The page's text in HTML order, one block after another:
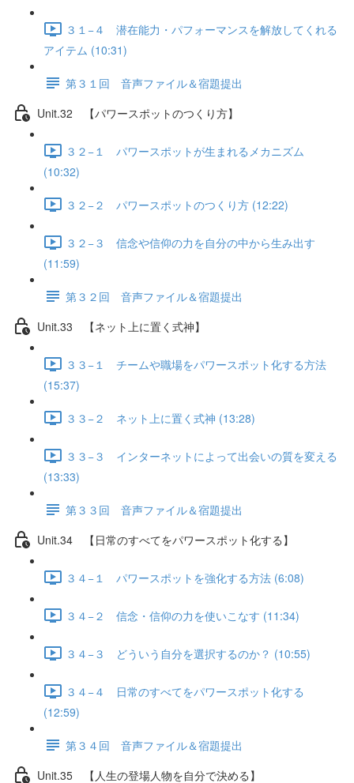
３１−４ 潜在能力・パフォーマンスを解放してくれる
アイテム (10:31)
第３１回 音声ファイル＆宿題提出
Unit.32 【パワースポットのつくり方】
３２−１ パワースポットが生まれるメカニズム
(10:32)
３２−２ パワースポットのつくり方 (12:22)
３２−３ 信念や信仰の力を自分の中から生み出す
(11:59)
第３２回 音声ファイル＆宿題提出
Unit.33 【ネット上に置く式神】
３３−１ チームや職場をパワースポット化する方法
(15:37)
３３−２ ネット上に置く式神 (13:28)
３３−３ インターネットによって出会いの質を変える
(13:33)
第３３回 音声ファイル＆宿題提出
Unit.34 【日常のすべてをパワースポット化する】
３４−１ パワースポットを強化する方法 (6:08)
３４−２ 信念・信仰の力を使いこなす (11:34)
３４−３ どういう自分を選択するのか？ (10:55)
３４−４ 日常のすべてをパワースポット化する
(12:59)
第３４回 音声ファイル＆宿題提出
Unit.35 【人生の登場人物を自分で決める】